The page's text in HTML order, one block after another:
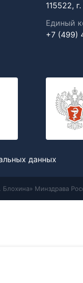
115522,
Единый
+7 (499)
данных
Минздрава